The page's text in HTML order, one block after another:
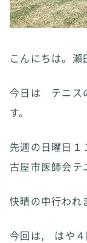
こんにちは。
今日は テニス
す。
先週の日曜日
古屋市医師会テ
快晴の中行われ
今回は, はや４